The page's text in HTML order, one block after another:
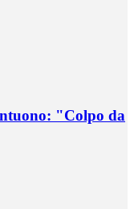
"Colpo da